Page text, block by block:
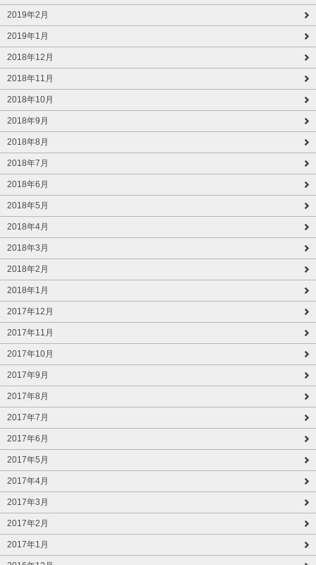
2019年2月
2019年1月
2018年12月
2018年11月
2018年10月
2018年9月
2018年8月
2018年7月
2018年6月
2018年5月
2018年4月
2018年3月
2018年2月
2018年1月
2017年12月
2017年11月
2017年10月
2017年9月
2017年8月
2017年7月
2017年6月
2017年5月
2017年4月
2017年3月
2017年2月
2017年1月